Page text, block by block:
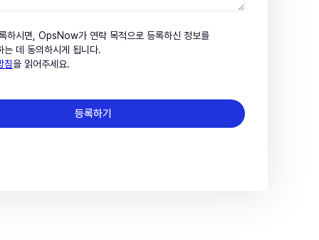
하시면, OpsNow가 연락 목적으로 등록하신 정보를
는 데 동의하시게 됩니다.
침을 읽어주세요.